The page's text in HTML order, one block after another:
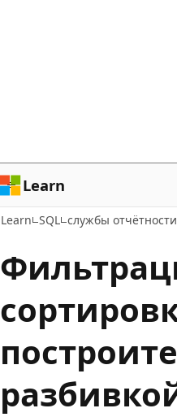
Learn
Learn SQL службы